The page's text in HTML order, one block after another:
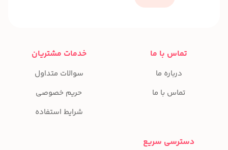
تماس با ما
درباره ما
تماس با ما
خدمات مشتریان
سوالات متداول
حریم خصوصی
شرایط استفاده
دسترسی سریع